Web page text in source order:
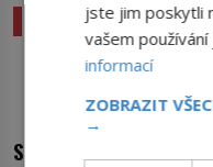
V Malajsii budou
SOUVISEJÍCÍ ČLÁNKY
jste jim poskytli
vašem
informací
ZOBRAZIT
→